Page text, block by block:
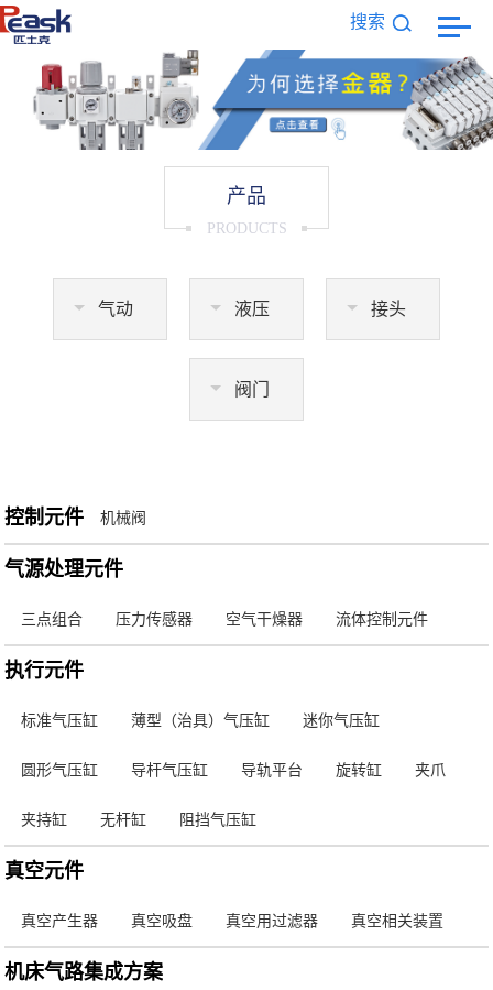
搜索
产品
PRODUCTS
气动 液压 接头
阀门
控制元件 机械阀
气源处理元件
三点组合 压力传感器 空气干燥器 流体控制元件
执行元件
标准气压缸 薄型（治具）气压缸 迷你气压缸
圆形气压缸 导杆气压缸 导轨平台 旋转缸 夹爪
夹持缸 无杆缸 阻挡气压缸
真空元件
真空产生器 真空吸盘 真空用过滤器 真空相关装置
机床气路集成方案